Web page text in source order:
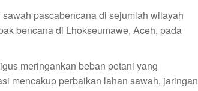
pascabencana di sejumlah wilayah
bencana di Lhokseumawe, Aceh, pada
meringankan beban petani yang
mencakup perbaikan lahan sawah, jaringan